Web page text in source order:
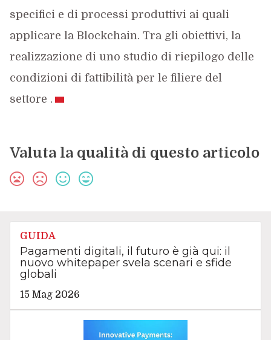
specifici e di processi produttivi ai quali
applicare la Blockchain. Tra gli obiettivi, la
realizzazione di uno studio di riepilogo delle
condizioni di fattibilità per le filiere del
settore .
Valuta la qualità di questo articolo
GUIDA
Pagamenti digitali, il futuro è già qui: il
nuovo whitepaper svela scenari e sfide
globali
15 Mag 2026